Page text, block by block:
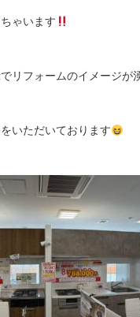
ゃいます
リフォームのイメージが
いただいております